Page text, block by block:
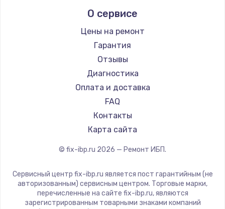
О сервисе
Цены на ремонт
Гарантия
Отзывы
Диагностика
Оплата и доставка
FAQ
Контакты
Карта сайта
© fix-ibp.ru 2026 — Ремонт ИБП.
Сервисный центр fix-ibp.ru является пост гарантийным (не
авторизованным) сервисным центром. Торговые марки,
перечисленные на сайте fix-ibp.ru, являются
зарегистрированным товарными знаками компаний